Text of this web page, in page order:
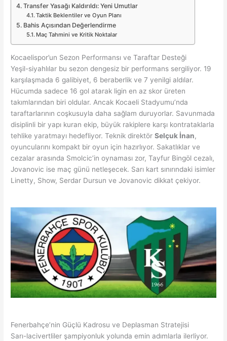
Transfer Yasağı Kaldırıldı: Yeni Umutlar
Taktik Beklentiler ve Oyun Planı
Bahis Açısından Değerlendirme
Maç Tahmini ve Kritik Noktalar
Kocaelispor’un Sezon Performansı ve Taraftar Desteği
Yeşil-siyahlılar bu sezon dengesiz bir performans sergiliyor. 19
karşılaşmada 6 galibiyet, 6 beraberlik ve 7 yenilgi aldılar.
Hücumda sadece 16 gol atarak ligin en az skor üreten
takımlarından biri oldular. Ancak Kocaeli Stadyumu’nda
taraftarlarının coşkusuyla daha sağlam duruyorlar. Savunmada
disiplinli bir yapı kuran ekip, büyük rakiplere karşı kontrataklarla
tehlike yaratmayı hedefliyor. Teknik direktörSelçuk İnan,
oyuncularını kompakt bir oyun için hazırlıyor. Sakatlıklar ve
cezalar arasında Smolcic’in oynaması zor, Tayfur Bingöl cezalı,
Jovanovic ise maç günü netleşecek. Sarı kart sınırındaki isimler
Linetty, Show, Serdar Dursun ve Jovanovic dikkat çekiyor.
Fenerbahçe’nin Güçlü Kadrosu ve Deplasman Stratejisi
Sarı-lacivertliler şampiyonluk yolunda emin adımlarla ilerliyor.